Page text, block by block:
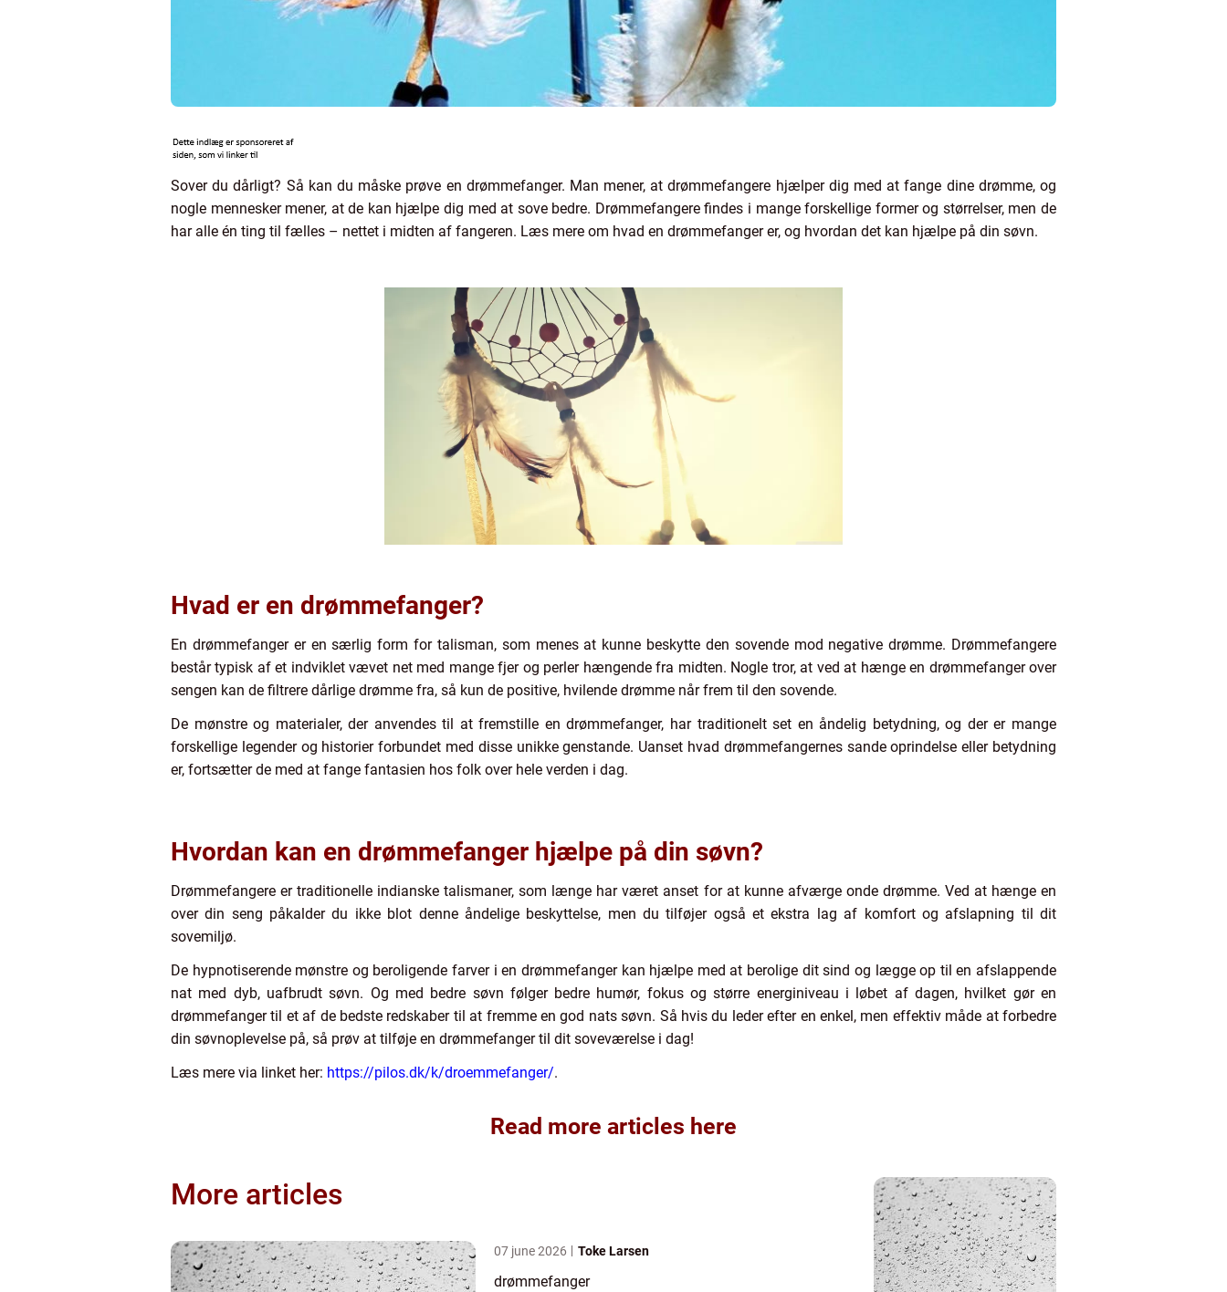
Sover du dårligt? Så kan du måske prøve en drømmefanger. Man mener, at drømmefangere hjælper dig med at fange dine drømme, og
nogle mennesker mener, at de kan hjælpe dig med at sove bedre. Drømmefangere findes i mange forskellige former og størrelser, men de
har alle én ting til fælles – nettet i midten af fangeren. Læs mere om hvad en drømmefanger er, og hvordan det kan hjælpe på din søvn.
Hvad er en drømmefanger?
En drømmefanger er en særlig form for talisman, som menes at kunne beskytte den sovende mod negative drømme. Drømmefangere
består typisk af et indviklet vævet net med mange fjer og perler hængende fra midten. Nogle tror, at ved at hænge en drømmefanger over
sengen kan de filtrere dårlige drømme fra, så kun de positive, hvilende drømme når frem til den sovende.
De mønstre og materialer, der anvendes til at fremstille en drømmefanger, har traditionelt set en åndelig betydning, og der er mange
forskellige legender og historier forbundet med disse unikke genstande. Uanset hvad drømmefangernes sande oprindelse eller betydning
er, fortsætter de med at fange fantasien hos folk over hele verden i dag.
Hvordan kan en drømmefanger hjælpe på din søvn?
Drømmefangere er traditionelle indianske talismaner, som længe har været anset for at kunne afværge onde drømme. Ved at hænge en
over din seng påkalder du ikke blot denne åndelige beskyttelse, men du tilføjer også et ekstra lag af komfort og afslapning til dit
sovemiljø.
De hypnotiserende mønstre og beroligende farver i en drømmefanger kan hjælpe med at berolige dit sind og lægge op til en afslappende
nat med dyb, uafbrudt søvn. Og med bedre søvn følger bedre humør, fokus og større energiniveau i løbet af dagen, hvilket gør en
drømmefanger til et af de bedste redskaber til at fremme en god nats søvn. Så hvis du leder efter en enkel, men effektiv måde at forbedre
din søvnoplevelse på, så prøv at tilføje en drømmefanger til dit soveværelse i dag!
Læs mere via linket her: https://pilos.dk/k/droemmefanger/.
Read more articles here
More articles
07 june 2026 Toke Larsen
drømmefanger